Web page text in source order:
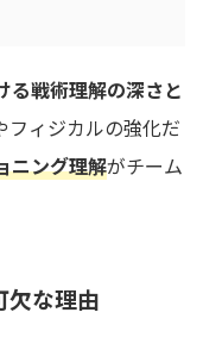
る戦術理解の深さと
フィジカルの強化だ
ニング理解がチーム
欠な理由